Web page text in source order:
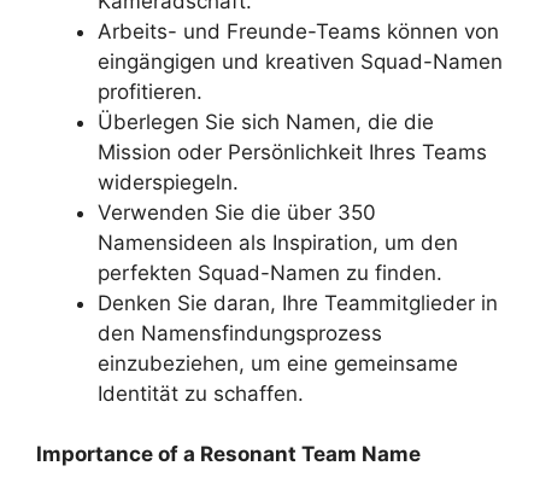
Arbeits- und Freunde-Teams können von
eingängigen und kreativen Squad-Namen
profitieren.
Überlegen Sie sich Namen, die die
Mission oder Persönlichkeit Ihres Teams
widerspiegeln.
Verwenden Sie die über 350
Namensideen als Inspiration, um den
perfekten Squad-Namen zu finden.
Denken Sie daran, Ihre Teammitglieder in
den Namensfindungsprozess
einzubeziehen, um eine gemeinsame
Identität zu schaffen.
Importance of a Resonant Team Name